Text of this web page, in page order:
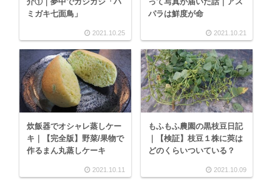
ミガキ七面鳥」
2021.10.25
パラは鮮度が命
2021.10.21
炊飯器でオシャレ蒸しケー
キ｜【完全版】野菜/果物で
作るまん丸蒸しケーキ
2021.10.11
もふもふ農園の黒枝豆日記
｜【検証】枝豆１株に莢は
どのくらいついている？
2021.10.09